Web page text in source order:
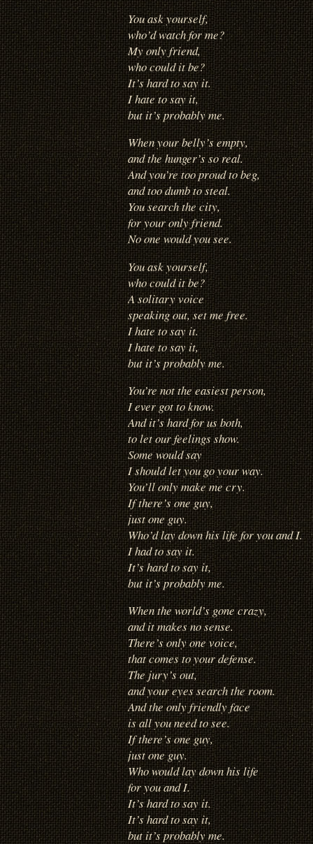
You ask yourself,
who’d watch for me?
My only friend,
who could it be?
It’s hard to say it.
I hate to say it,
but it’s probably me.
When your belly’s empty,
and the hunger’s so real.
And you’re too proud to beg,
and too dumb to steal.
You search the city,
for your only friend.
No one would you see.
You ask yourself,
who could it be?
A solitary voice
speaking out, set me free.
I hate to say it.
I hate to say it,
but it’s probably me.
You’re not the easiest person,
I ever got to know.
And it’s hard for us both,
to let our feelings show.
Some would say
I should let you go your way.
You’ll only make me cry.
If there’s one guy,
just one guy.
Who’d lay down his life for you and I.
I had to say it.
It’s hard to say it,
but it’s probably me.
When the world’s gone crazy,
and it makes no sense.
There’s only one voice,
that comes to your defense.
The jury’s out,
and your eyes search the room.
And the only friendly face
is all you need to see.
If there’s one guy,
just one guy.
Who would lay down his life
for you and I.
It’s hard to say it.
It’s hard to say it,
but it’s probably me.